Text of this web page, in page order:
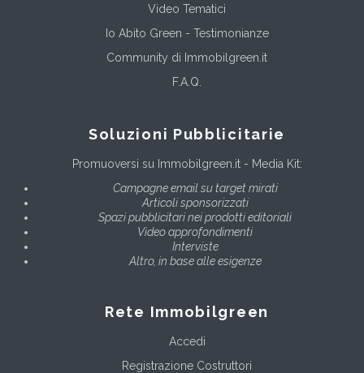
Video Tematici
Io Abito Green - Testimonianze
Community di Immobilgreen.it
F.A.Q.
Soluzioni Pubblicitarie
Promuoversi su Immobilgreen.it - Media Kit:
Campagne email su target mirati
Articoli sponsorizzati
Spazi pubblicitari nei prodotti editoriali
Video approfondimenti
Interviste
Altro, in base alle esigenze
Rete Immobilgreen
Accedi
Registrazione Costruttori